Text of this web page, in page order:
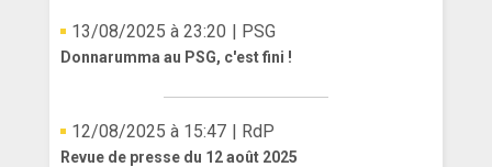
13/08/2025 à 23:20 | PSG
Donnarumma au PSG, c'est fini !
12/08/2025 à 15:47 | RdP
Revue de presse du 12 août 2025